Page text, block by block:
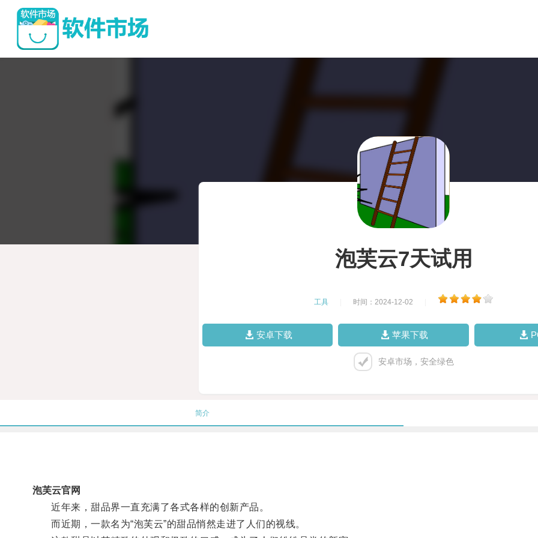
泡芙云7天试用
工具 时间：2024-12-02
安卓下载 苹果下载
安卓市场，安全绿色
简介
泡芙云官网
近年来，甜品界一直充满了各式各样的创新产品。
而近期，一款名为“泡芙云”的甜品悄然走进了人们的视线。